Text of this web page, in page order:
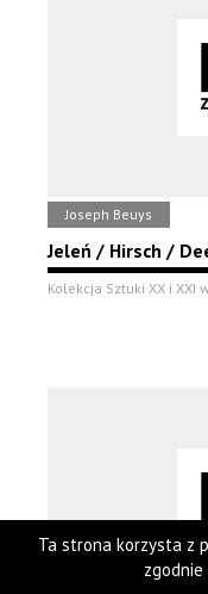
Joseph Beuys
Jeleń / Hirsch /
Kolekcja Sztuki XX i XXI
Ta strona korzysta z
zgodnie